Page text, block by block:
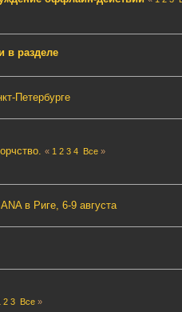
в разделе
Петербурге
« 1 2 3 4 Все »
в Риге, 6-9 августа
2 3 Все »